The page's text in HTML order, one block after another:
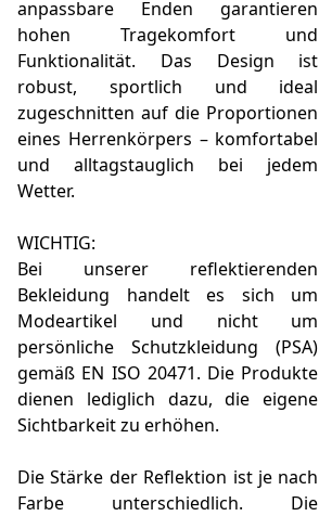
anpassbare Enden garantieren
hohen Tragekomfort und
Funktionalität. Das Design ist
robust, sportlich und ideal
zugeschnitten auf die Proportionen
eines Herrenkörpers – komfortabel
und alltagstauglich bei jedem
Wetter.
WICHTIG:
Bei unserer reflektierenden
Bekleidung handelt es sich um
Modeartikel und nicht um
persönliche Schutzkleidung (PSA)
gemäß EN ISO 20471. Die Produkte
dienen lediglich dazu, die eigene
Sichtbarkeit zu erhöhen.
Die Stärke der Reflektion ist je nach
Farbe unterschiedlich. Die